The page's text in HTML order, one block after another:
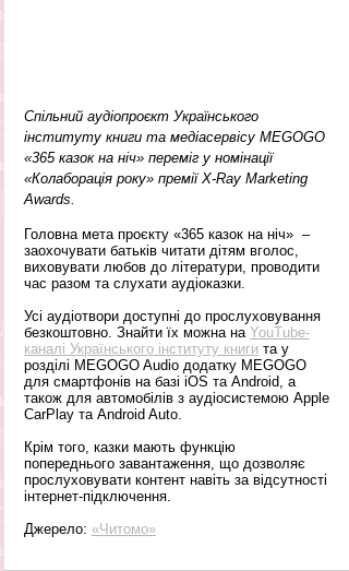
Спільний аудіопроєкт Українського
інституту книги та медіасервісу MEGOGO
«365 казок на ніч» переміг у номінації
«Колаборація року» премії X-Ray Marketing
Awards.
Головна мета проєкту «365 казок на ніч»  –
заохочувати батьків читати дітям вголос,
виховувати любов до літератури, проводити
час разом та слухати аудіоказки.
Усі аудіотвори доступні до прослуховування
безкоштовно. Знайти їх можна на YouTube-
каналі Українського інституту книги та у
розділі MEGOGO Audio додатку MEGOGO
для смартфонів на базі iOS та Android, а
також для автомобілів з аудіосистемою Apple
CarPlay та Android Auto.
Крім того, казки мають функцію
попереднього завантаження, що дозволяє
прослуховувати контент навіть за відсутності
інтернет-підключення.
Джерело: «Читомо»